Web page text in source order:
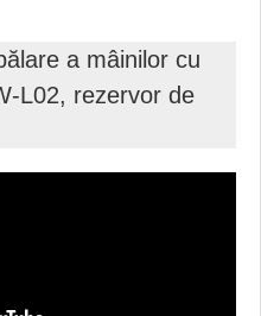
a mâinilor cu
L02, rezervor de